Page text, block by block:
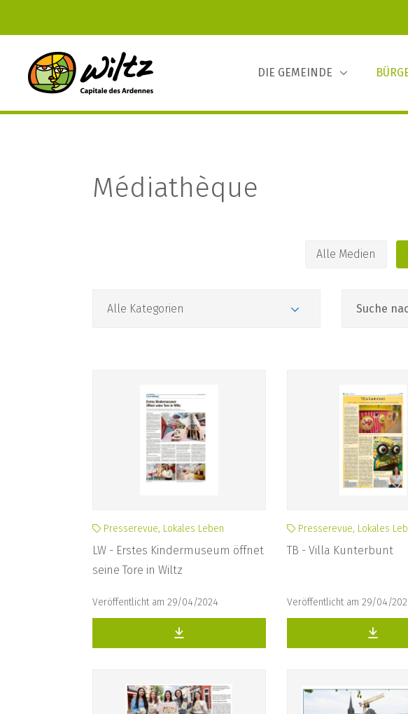
DIE GEMEINDE
Médiathèque
Alle Medien
Presserevue, Lokales Leben
LW - Erstes Kindermuseum öffnet
seine Tore in Wiltz
Veröffentlicht am 29/04/2024
Presserevue, Lokales
TB - Villa Kunterbunt
Veröffentlicht am 29/04/